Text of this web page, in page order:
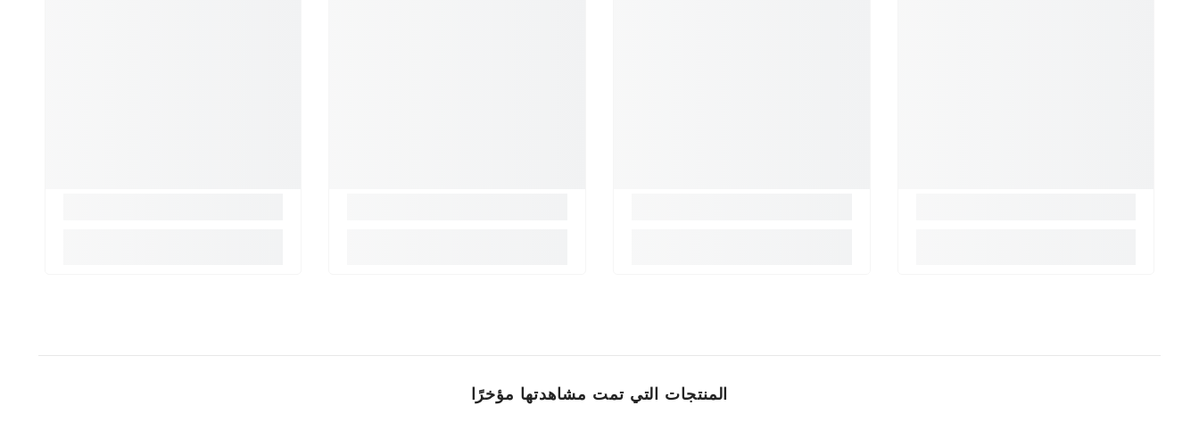
المنتجات التي تمت مشاهدتها مؤخرًا